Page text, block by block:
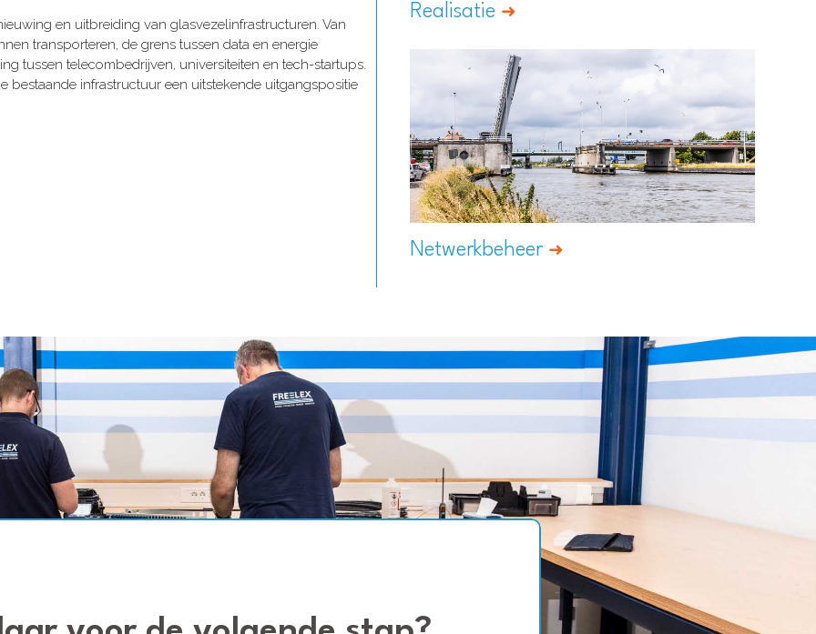
en uitbreiding van glasvezelinfrastructuren. Van
transporteren, de grens tussen data en energie
tussen telecombedrijven, universiteiten en tech-startups.
bestaande infrastructuur een uitstekende uitgangspositie
Realisatie
Netwerkbeheer